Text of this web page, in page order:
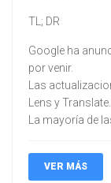
TL; DR
Google ha
por venir.
Las
Lens y Translate.
La mayoría de
VER MÁS